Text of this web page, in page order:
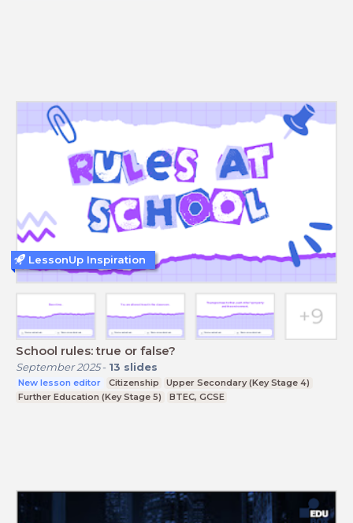
School rules: true or false?
September 2025- 13 slides
New lesson editor Citizenship
Upper Secondary (Key Stage 4)
Further Education (Key Stage 5)
BTEC, GCSE
LessonUp Inspiration